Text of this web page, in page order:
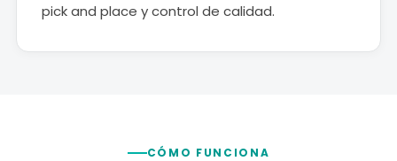
pick and place y control de calidad.
CÓMO FUNCIONA